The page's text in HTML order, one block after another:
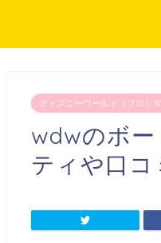
ディズニーワールド（フロリダ
wdwのボ
ティや口コ